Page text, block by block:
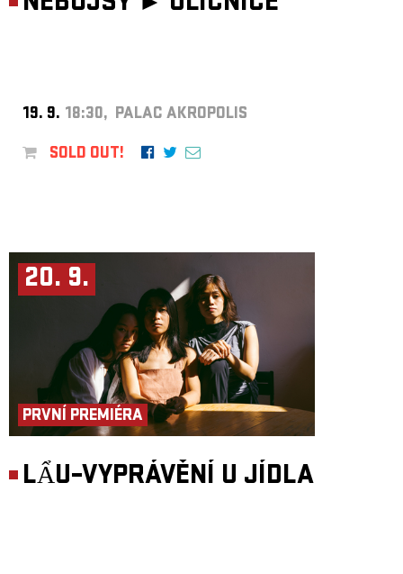
19. 9. 18:30, PALAC AKROPOLIS
SOLD OUT!
20. 9.
PRVNÍ PREMIÉRA
LẨU–VYPRÁVĚNÍ U JÍDLA